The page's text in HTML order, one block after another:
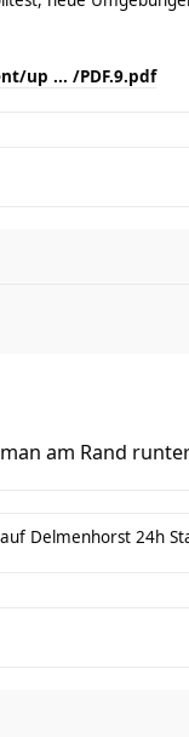
up ... /PDF.9.pdf
am Rand
Delmenhorst 24h